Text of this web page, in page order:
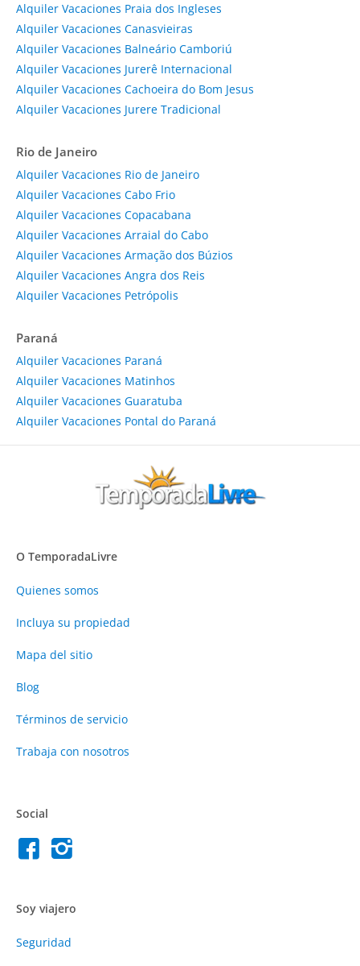
Alquiler Vacaciones Praia dos Ingleses
Alquiler Vacaciones Canasvieiras
Alquiler Vacaciones Balneário Camboriú
Alquiler Vacaciones Jurerê Internacional
Alquiler Vacaciones Cachoeira do Bom Jesus
Alquiler Vacaciones Jurere Tradicional
Rio de Janeiro
Alquiler Vacaciones Rio de Janeiro
Alquiler Vacaciones Cabo Frio
Alquiler Vacaciones Copacabana
Alquiler Vacaciones Arraial do Cabo
Alquiler Vacaciones Armação dos Búzios
Alquiler Vacaciones Angra dos Reis
Alquiler Vacaciones Petrópolis
Paraná
Alquiler Vacaciones Paraná
Alquiler Vacaciones Matinhos
Alquiler Vacaciones Guaratuba
Alquiler Vacaciones Pontal do Paraná
O TemporadaLivre
Quienes somos
Incluya su propiedad
Mapa del sitio
Blog
Términos de servicio
Trabaja con nosotros
Social
Soy viajero
Seguridad